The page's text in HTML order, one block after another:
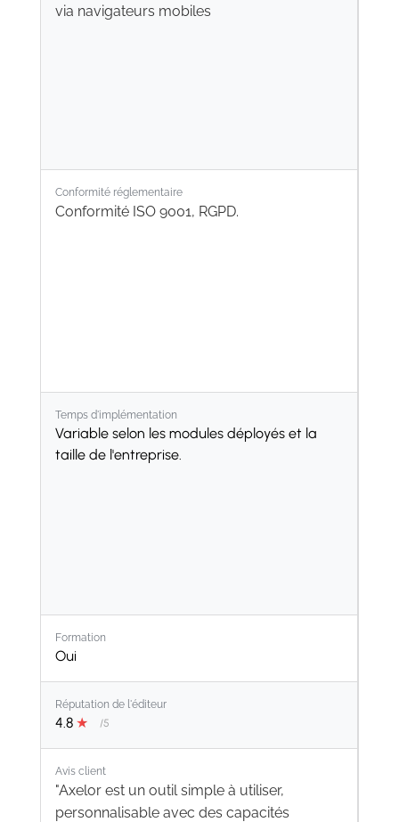
via navigateurs mobiles
Conformité réglementaire
Conformité ISO 9001, RGPD.
Temps d'implémentation
Variable selon les modules déployés et la
taille de l'entreprise.
Formation
Oui
Réputation de l'éditeur
4.8 ★ /5
Avis client
"Axelor est un outil simple à utiliser,
personnalisable avec des capacités